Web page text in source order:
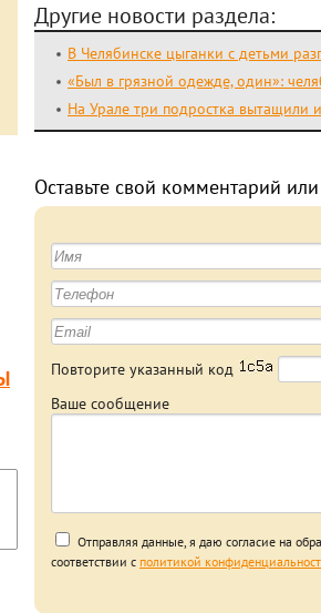
Другие новости раздела:
В Челябинске цыганки с детьми
«Был в грязной одежде, один»:
На Урале три подростка вытащили
Оставьте свой комментарий
Повторите указанный код
Ваше сообщение
Отправляя данные, я даю согласие на
соответствии с политикой